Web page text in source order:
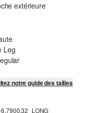
extérieure
Leg
notre guide des tailles